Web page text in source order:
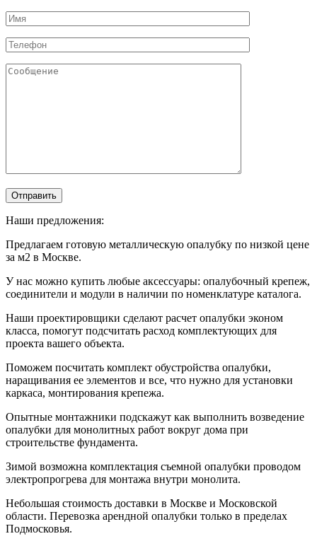
Наши предложения:
Предлагаем готовую металлическую опалубку по низкой цене
за м2 в Москве.
У нас можно купить любые аксессуары: опалубочный крепеж,
соединители и модули в наличии по номенклатуре каталога.
Наши проектировщики сделают расчет опалубки эконом
класса, помогут подсчитать расход комплектующих для
проекта вашего объекта.
Поможем посчитать комплект обустройства опалубки,
наращивания ее элементов и все, что нужно для установки
каркаса, монтирования крепежа.
Опытные монтажники подскажут как выполнить возведение
опалубки для монолитных работ вокруг дома при
строительстве фундамента.
Зимой возможна комплектация съемной опалубки проводом
электропрогрева для монтажа внутри монолита.
Небольшая стоимость доставки в Москве и Московской
области. Перевозка арендной опалубки только в пределах
Подмосковья.